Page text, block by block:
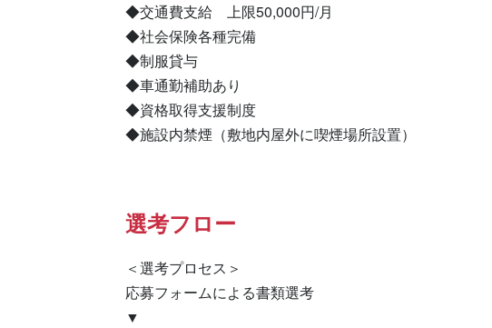
◆交通費支給　上限50,000円/月
◆社会保険各種完備
◆制服貸与
◆車通勤補助あり
◆資格取得支援制度
◆施設内禁煙（敷地内屋外に喫煙場所設置）
選考フロー
＜選考プロセス＞
応募フォームによる書類選考
▼